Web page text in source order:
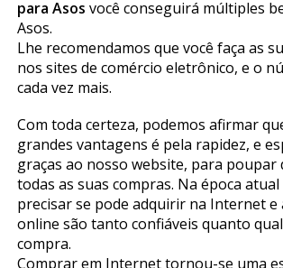
para Asos você conseguirá múltiples
Asos.
Lhe recomendamos que você faça as
nos sites de comércio eletrônico, e o
cada vez mais.
Com toda certeza, podemos afirmar
grandes vantagens é pela rapidez, e
graças ao nosso website, para poupar
todas as suas compras. Na época
precisar se pode adquirir na Internet e
online são tanto confiáveis quanto
compra.
Comprar em Internet tornou-se uma